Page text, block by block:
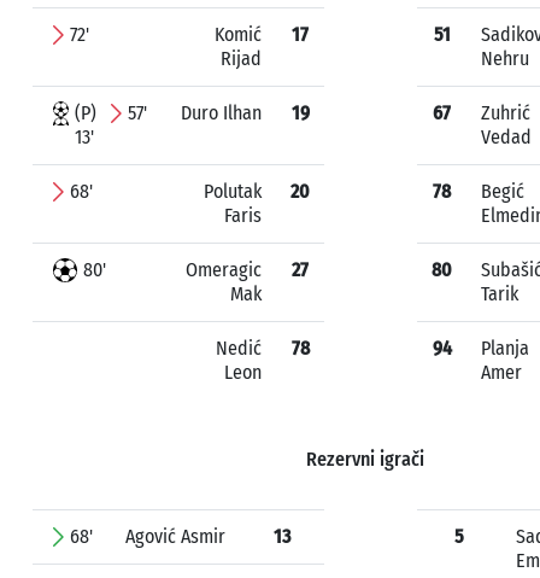
72'
Komić
Rijad
17
(P)
13'
57' Duro Ilhan 19
68'
Polutak
Faris
20
80'
Omeragic
Mak
27
Nedić
Leon
78
51
Nehru
67
Zuhrić
Vedad
78
Begić
80
Tarik
94
Planja
Amer
Rezervni igrači
68' Agović Asmir 13 5